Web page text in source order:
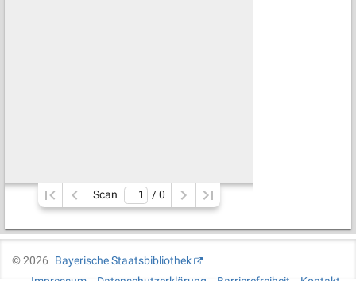
Scan / 0
©2026
Bayerische Staatsbibliothek